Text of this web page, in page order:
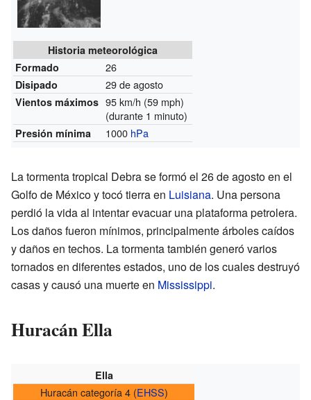
Historia meteorológica
Formado
26
Disipado 29 de agosto
Vientos máximos 95 km/h (59 mph)
(durante 1 minuto)
Presión mínima 1000 hPa
La tormenta tropical Debra se formó el 26 de agosto en el
Golfo de México y tocó tierra en Luisiana. Una persona
perdió la vida al intentar evacuar una plataforma petrolera.
Los daños fueron mínimos, principalmente árboles caídos
y daños en techos. La tormenta también generó varios
tornados en diferentes estados, uno de los cuales destruyó
casas y causó una muerte en Mississippi.
Huracán Ella
Ella
Huracán categoría 4 (EHSS)